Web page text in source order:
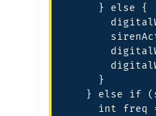
      } else {
      }
} else if
int freq